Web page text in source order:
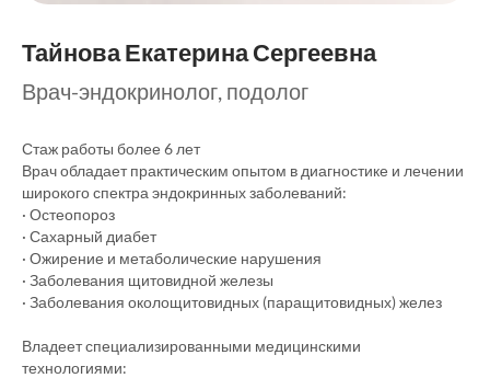
Тайнова Екатерина Сергеевна
Врач-эндокринолог, подолог
Стаж работы более 6 лет
Врач обладает практическим опытом в диагностике и лечении
широкого спектра эндокринных заболеваний:
· Остеопороз
· Сахарный диабет
· Ожирение и метаболические нарушения
· Заболевания щитовидной железы
· Заболевания околощитовидных (паращитовидных) желез
Владеет специализированными медицинскими
технологиями: